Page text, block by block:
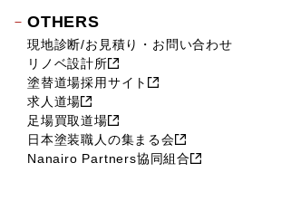
OTHERS
現地診断/お見積り・お問い合わせ
リノベ設計所
塗替道場採用サイト
求人道場
足場買取道場
日本塗装職人の集まる会
Nanairo Partners協同組合